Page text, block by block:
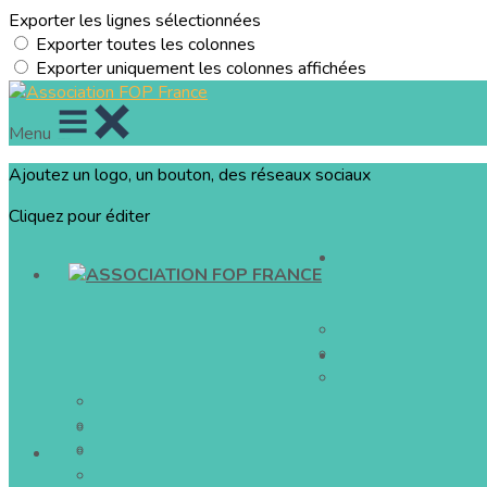
Exporter les lignes sélectionnées
Exporter toutes les colonnes
Exporter uniquement les colonnes affichées
Menu
Ajoutez un logo, un bouton, des réseaux sociaux
Cliquez pour éditer